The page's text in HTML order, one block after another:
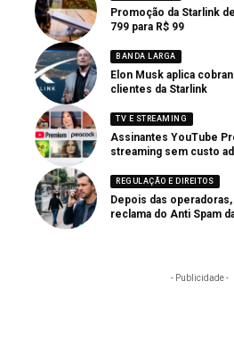
Promoção da Starlink
799 para R$ 99
BANDA LARGA
Elon Musk aplica
clientes da Starlink
TV E STREAMING
Assinantes YouTube
streaming sem custo
REGULAÇÃO E DIREITOS
Depois das
reclama do Anti Spam
- Publicidade -